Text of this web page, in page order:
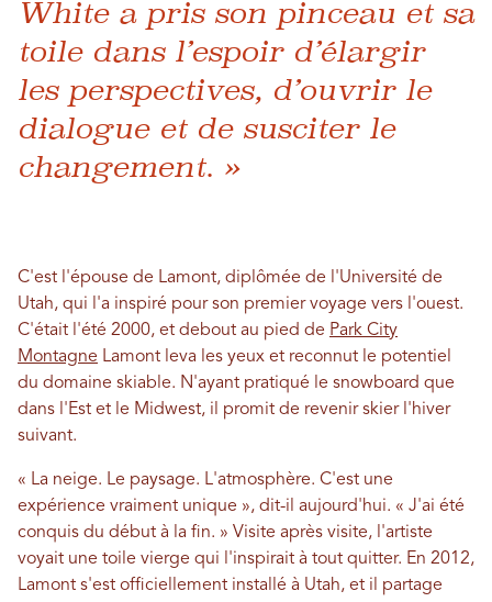
White a pris son pinceau et sa
toile dans l’espoir d’élargir
les perspectives, d’ouvrir le
dialogue et de susciter le
changement. »
C'est l'épouse de Lamont, diplômée de l'Université de
Utah, qui l'a inspiré pour son premier voyage vers l'ouest.
C'était l'été 2000, et debout au pied de Park City
Montagne Lamont leva les yeux et reconnut le potentiel
du domaine skiable. N'ayant pratiqué le snowboard que
dans l'Est et le Midwest, il promit de revenir skier l'hiver
suivant.
« La neige. Le paysage. L'atmosphère. C'est une
expérience vraiment unique », dit-il aujourd'hui. « J'ai été
conquis du début à la fin. » Visite après visite, l'artiste
voyait une toile vierge qui l'inspirait à tout quitter. En 2012,
Lamont s'est officiellement installé à Utah, et il partage